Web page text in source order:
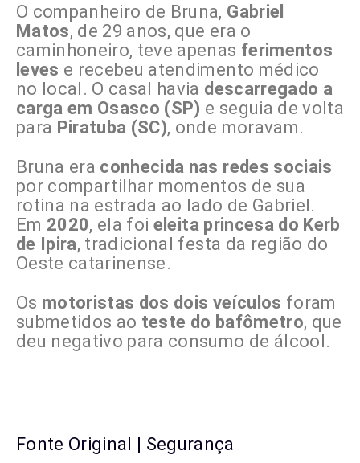
O companheiro de Bruna, Gabriel
Matos, de 29 anos, que era o
caminhoneiro, teve apenas ferimentos
leves e recebeu atendimento médico
no local. O casal havia descarregado a
carga em Osasco (SP) e seguia de volta
para Piratuba (SC), onde moravam.
Bruna era conhecida nas redes sociais
por compartilhar momentos de sua
rotina na estrada ao lado de Gabriel.
Em 2020, ela foi eleita princesa do Kerb
de Ipira, tradicional festa da região do
Oeste catarinense.
Os motoristas dos dois veículos foram
submetidos ao teste do bafômetro, que
deu negativo para consumo de álcool.
Fonte Original | Segurança